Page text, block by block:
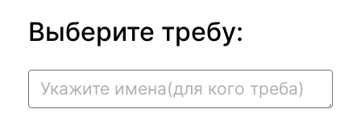
Выберите требу: